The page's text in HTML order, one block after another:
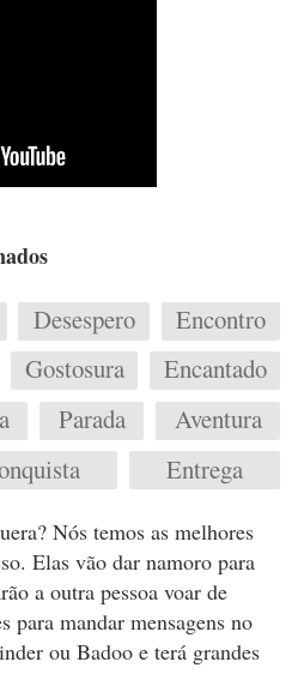
Desespero
Encontro
Gostosura
Encantado
Parada
Aventura
Entrega
Nós temos as melhores
Elas vão dar namoro para
a outra pessoa voar de
para mandar mensagens no
ou Badoo e terá grandes